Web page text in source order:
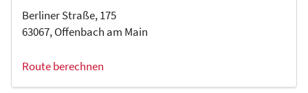
Berliner Straße, 175
63067, Offenbach am Main
Route berechnen